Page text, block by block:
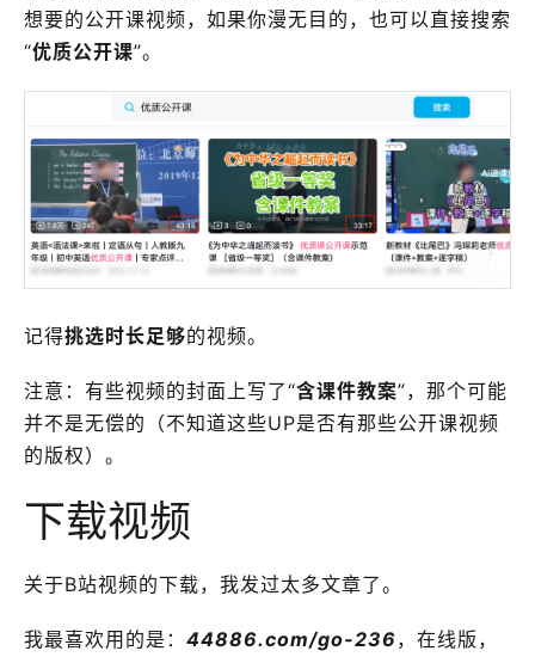
想要的公开课视频，如果你漫无目的，也可以直接搜索
“优质公开课”。
记得挑选时长足够的视频。
注意：有些视频的封面上写了“含课件教案”，那个可能
并不是无偿的（不知道这些UP是否有那些公开课视频
的版权）。
下载视频
关于B站视频的下载，我发过太多文章了。
我最喜欢用的是： 44886.com/go-236，在线版，